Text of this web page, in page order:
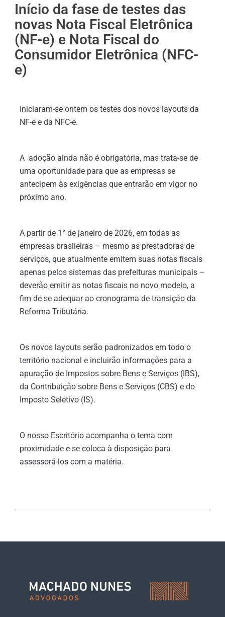
Início da fase de testes das
novas Nota Fiscal Eletrônica
(NF-e) e Nota Fiscal do
Consumidor Eletrônica (NFC-
e)
Iniciaram-se ontem os testes dos novos layouts da
NF-e e da NFC-e.
A adoção ainda não é obrigatória, mas trata-se de
uma oportunidade para que as empresas se
antecipem às exigências que entrarão em vigor no
próximo ano.
A partir de 1° de janeiro de 2026, em todas as
empresas brasileiras – mesmo as prestadoras de
serviços, que atualmente emitem suas notas fiscais
apenas pelos sistemas das prefeituras municipais –
deverão emitir as notas fiscais no novo modelo, a
fim de se adequar ao cronograma de transição da
Reforma Tributária.
Os novos layouts serão padronizados em todo o
território nacional e incluirão informações para a
apuração de Impostos sobre Bens e Serviços (IBS),
da Contribuição sobre Bens e Serviços (CBS) e do
Imposto Seletivo (IS).
O nosso Escritório acompanha o tema com
proximidade e se coloca à disposição para
assessorá-los com a matéria.